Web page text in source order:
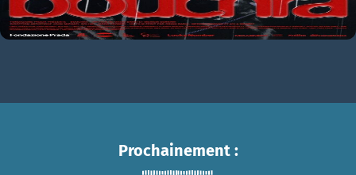
Prochainement :